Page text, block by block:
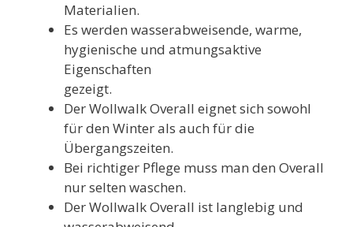
Materialien.
Es werden wasserabweisende, warme,
hygienische und atmungsaktive
Eigenschaften
gezeigt.
Der Wollwalk Overall eignet sich sowohl
für den Winter als auch für die
Übergangszeiten.
Bei richtiger Pflege muss man den Overall
nur selten waschen.
Der Wollwalk Overall ist langlebig und